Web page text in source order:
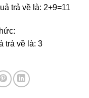
trả về là: 2+9=11
trả về là: 3